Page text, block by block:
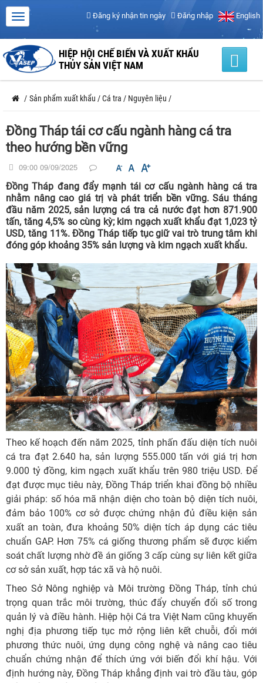
Đăng ký nhận tin ngày Đăng nhập English
HIỆP HỘI CHẾ BIẾN VÀ XUẤT KHẨU
THỦY SẢN VIỆT NAM
/ Sản phẩm xuất khẩu /Cá tra / Nguyên liệu /
Đồng Tháp tái cơ cấu ngành hàng cá tra
theo hướng bền vững
09:00 09/09/2025
Đồng Tháp đang đẩy mạnh tái cơ cấu ngành hàng cá tra
nhằm nâng cao giá trị và phát triển bền vững. Sáu tháng
đầu năm 2025, sản lượng cá tra cả nước đạt hơn 871.900
tấn, tăng 4,5% so cùng kỳ; kim ngạch xuất khẩu đạt 1,023 tỷ
USD, tăng 11%. Đồng Tháp tiếp tục giữ vai trò trung tâm khi
đóng góp khoảng 35% sản lượng và kim ngạch xuất khẩu.
Theo kế hoạch đến năm 2025, tỉnh phấn đấu diện tích nuôi
cá tra đạt 2.640 ha, sản lượng 555.000 tấn với giá trị hơn
9.000 tỷ đồng, kim ngạch xuất khẩu trên 980 triệu USD. Để
đạt được mục tiêu này, Đồng Tháp triển khai đồng bộ nhiều
giải pháp: số hóa mã nhận diện cho toàn bộ diện tích nuôi,
đảm bảo 100% cơ sở được chứng nhận đủ điều kiện sản
xuất an toàn, đưa khoảng 50% diện tích áp dụng các tiêu
chuẩn GAP. Hơn 75% cá giống thương phẩm sẽ được kiểm
soát chất lượng nhờ đề án giống 3 cấp cùng sự liên kết giữa
cơ sở sản xuất, hợp tác xã và hộ nuôi.
Theo Sở Nông nghiệp và Môi trường Đồng Tháp, tỉnh chú
trọng quan trắc môi trường, thúc đẩy chuyển đổi số trong
quản lý và điều hành. Hiệp hội Cá tra Việt Nam cũng khuyến
nghị địa phương tiếp tục mở rộng liên kết chuỗi, đổi mới
phương thức nuôi, ứng dụng công nghệ và nâng cao tiêu
chuẩn chứng nhận để thích ứng với biến đổi khí hậu. Với
định hướng này, Đồng Tháp khẳng định vai trò đầu tàu, góp